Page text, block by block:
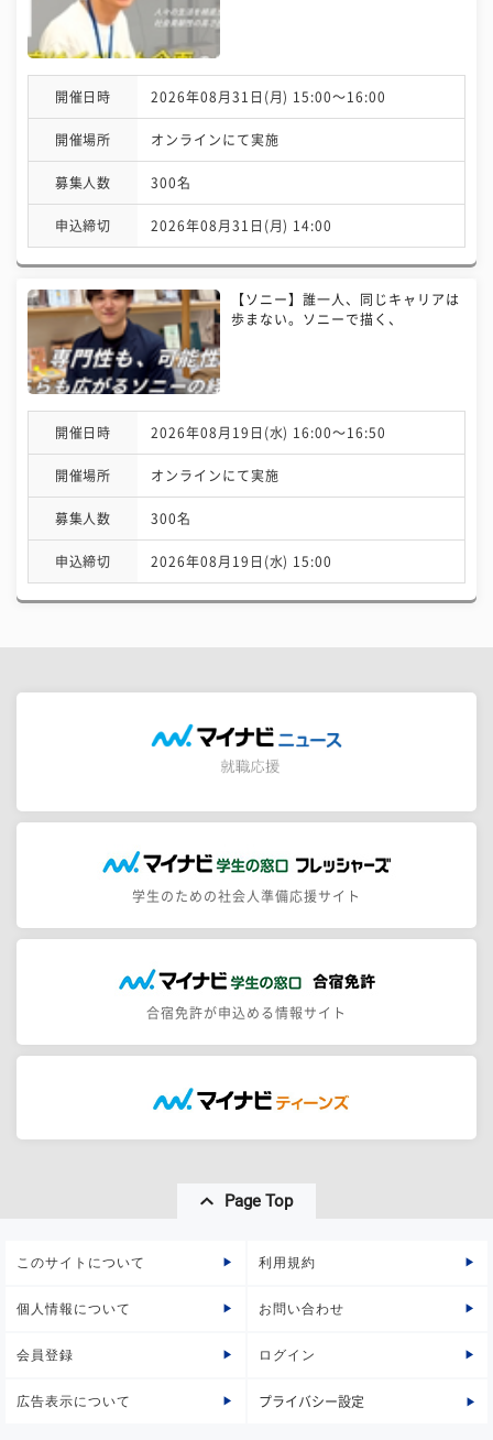
開催日時 2026年08月31日(月) 15:00〜16:00
開催場所 オンラインにて実施
募集人数 300名
申込締切 2026年08月31日(月) 14:00
【ソニー】誰一人、同じキャリアは
歩まない。ソニーで描く、
開催日時 2026年08月19日(水) 16:00〜16:50
開催場所 オンラインにて実施
募集人数 300名
申込締切 2026年08月19日(水) 15:00
学生のための社会人準備応援サイト
合宿免許が申込める情報サイト
Page Top
このサイトについて 利用規約
個人情報について お問い合わせ
会員登録 ログイン
広告表示について プライバシー設定